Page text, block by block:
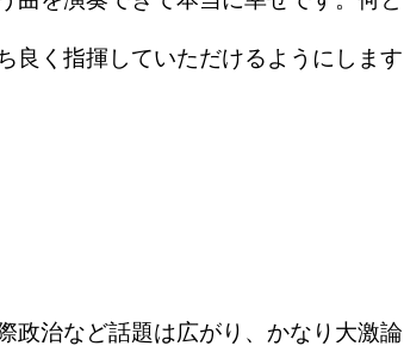
良く指揮していただけるようにします
政治など話題は広がり、かなり大激論